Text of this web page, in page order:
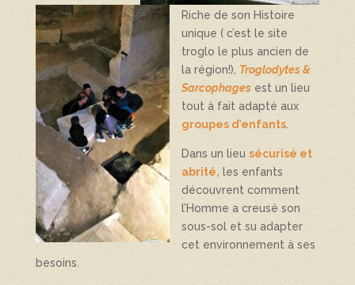
Riche de son Histoire
unique ( c’est le site
troglo le plus ancien de
la région!), Troglodytes &
Sarcophagesest un lieu
tout à fait adapté aux
groupes d’enfants.
Dans un lieu sécurisé et
abrité, les enfants
découvrent comment
l’Homme a creusé son
sous-sol et su adapter
cet environnement à ses
besoins.